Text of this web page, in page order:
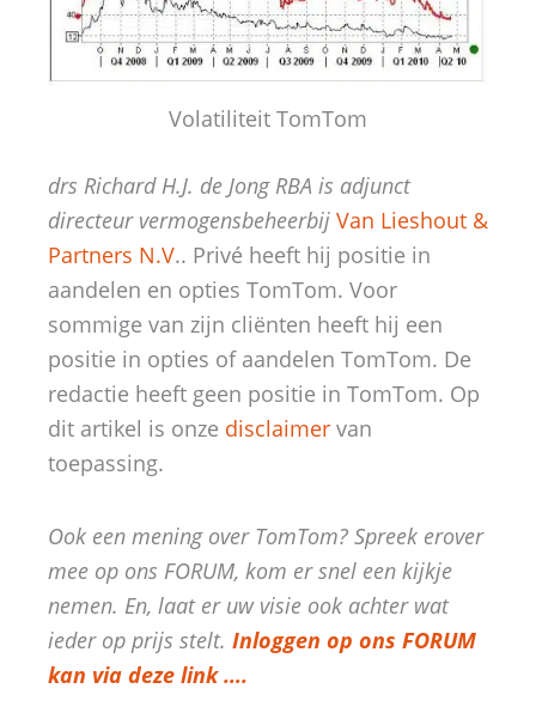
Volatiliteit TomTom
drs Richard H.J. de Jong RBA is adjunct
directeur vermogensbeheerbij Van Lieshout &
Partners N.V.. Privé heeft hij positie in
aandelen en opties TomTom. Voor
sommige van zijn cliënten heeft hij een
positie in opties of aandelen TomTom. De
redactie heeft geen positie in TomTom. Op
dit artikel is onze disclaimer van
toepassing.
Ook een mening over TomTom? Spreek erover
mee op ons FORUM, kom er snel een kijkje
nemen. En, laat er uw visie ook achter wat
ieder op prijs stelt. Inloggen op ons FORUM
kan via deze link ….